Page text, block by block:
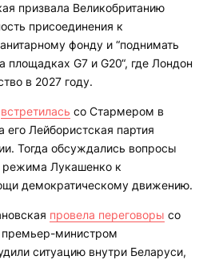
призвала Великобританию
присоединения к
фонду и “поднимать
площадках G7 и G20“, где Лондон
в 2027 году.
встретилась со Стармером в
его Лейбористская партия
Тогда обсуждались вопросы
режима Лукашенко к
демократическому движению.
провела переговоры со
министром
ситуацию внутри Беларуси,